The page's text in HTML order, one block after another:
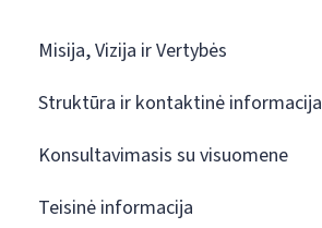
Misija, Vizija ir Vertybės
Struktūra ir kontaktinė informacija
Konsultavimasis su visuomene
Teisinė informacija